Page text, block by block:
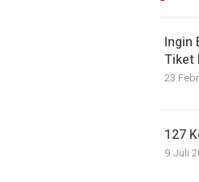
Ingin
Tiket
23
127
9 Juli